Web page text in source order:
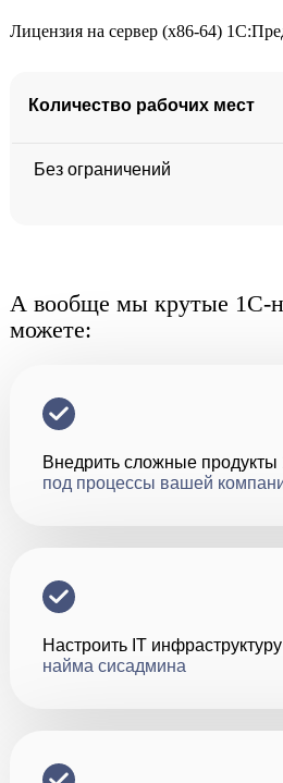
Лицензия на сервер (x86-64)
Количество рабочих мест
Без ограничений
А вообще мы крутые 1С-
можете:
Внедрить сложные продукты
под процессы вашей
Настроить IT
найма сисадмина